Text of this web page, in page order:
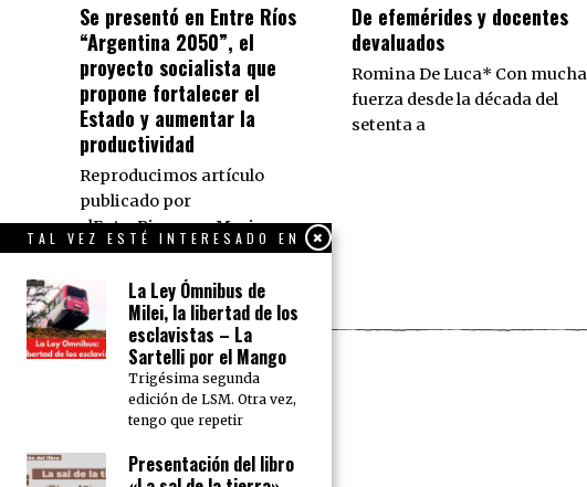
Se presentó en Entre Ríos
“Argentina 2050”, el
proyecto socialista que
propone fortalecer el
Estado y aumentar la
productividad
Reproducimos artículo
publicado por
elEntreRios.com Marina
Kabat es docente de la UBA,
De efemérides y docentes
devaluados
Romina De Luca* Con mucha
fuerza desde la década del
setenta a
TAL VEZ ESTÉ INTERESADO EN
La Ley Ómnibus de
Milei, la libertad de los
esclavistas – La
Sartelli por el Mango
Trigésima segunda
edición de LSM. Otra vez,
tengo que repetir
Presentación del libro